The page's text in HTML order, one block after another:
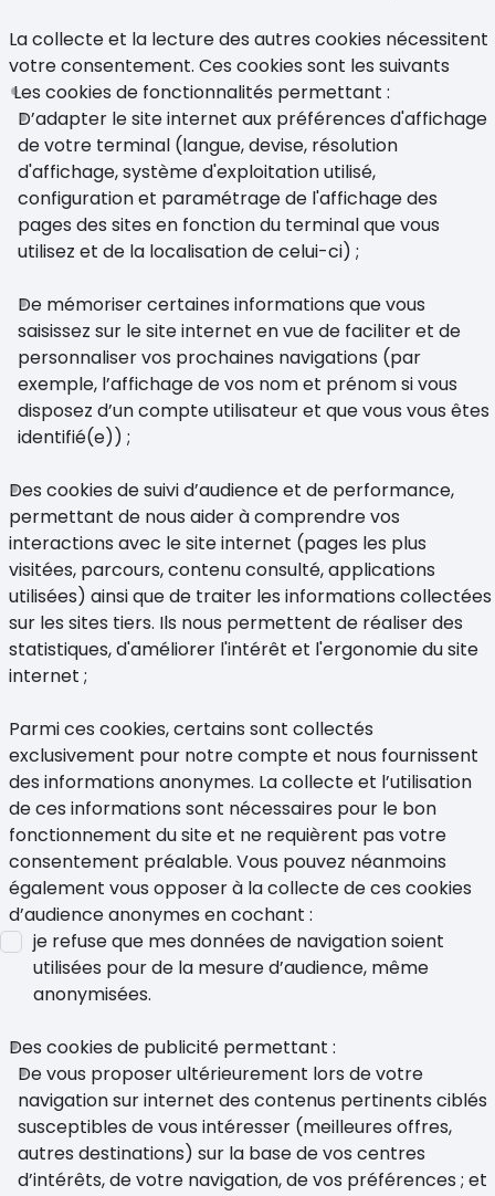
La collecte et la lecture des autres cookies nécessitent
votre consentement. Ces cookies sont les suivants
Les cookies de fonctionnalités permettant :
D’adapter le site internet aux préférences d'affichage
de votre terminal (langue, devise, résolution
d'affichage, système d'exploitation utilisé,
configuration et paramétrage de l'affichage des
pages des sites en fonction du terminal que vous
utilisez et de la localisation de celui-ci) ;
De mémoriser certaines informations que vous
saisissez sur le site internet en vue de faciliter et de
personnaliser vos prochaines navigations (par
exemple, l’affichage de vos nom et prénom si vous
disposez d’un compte utilisateur et que vous vous êtes
identifié(e)) ;
Des cookies de suivi d’audience et de performance,
permettant de nous aider à comprendre vos
interactions avec le site internet (pages les plus
visitées, parcours, contenu consulté, applications
utilisées) ainsi que de traiter les informations collectées
sur les sites tiers. Ils nous permettent de réaliser des
statistiques, d'améliorer l'intérêt et l'ergonomie du site
internet ;
Parmi ces cookies, certains sont collectés
exclusivement pour notre compte et nous fournissent
des informations anonymes. La collecte et l’utilisation
de ces informations sont nécessaires pour le bon
fonctionnement du site et ne requièrent pas votre
consentement préalable. Vous pouvez néanmoins
également vous opposer à la collecte de ces cookies
d’audience anonymes en cochant :
je refuse que mes données de navigation soient
utilisées pour de la mesure d’audience, même
anonymisées.
Des cookies de publicité permettant :
De vous proposer ultérieurement lors de votre
navigation sur internet des contenus pertinents ciblés
susceptibles de vous intéresser (meilleures offres,
autres destinations) sur la base de vos centres
d’intérêts, de votre navigation, de vos préférences ; et